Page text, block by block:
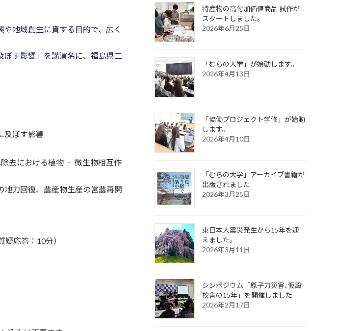
地域創生に資する目的で、広く
す影響」を講演名に、福島県二
及ぼす影響
除去における植物 ‐ 微生物相互作
力回復、農産物生産の営農再開
応答：10分）
特産物の高付加価値商品 試作が
スタートしました。
2026年6月25日
「むらの大学」が始動します｡
2026年4月13日
「協働プロジェクト学修」が始動
します。
2026年4月10日
「むらの大学」アーカイブ書籍が
出版されました
2026年3月25日
東日本大震災発生から15年を迎
えました。
2026年3月11日
シンポジウム「原子力災害､仮設
校舎の15年」を開催しました
2026年2月17日